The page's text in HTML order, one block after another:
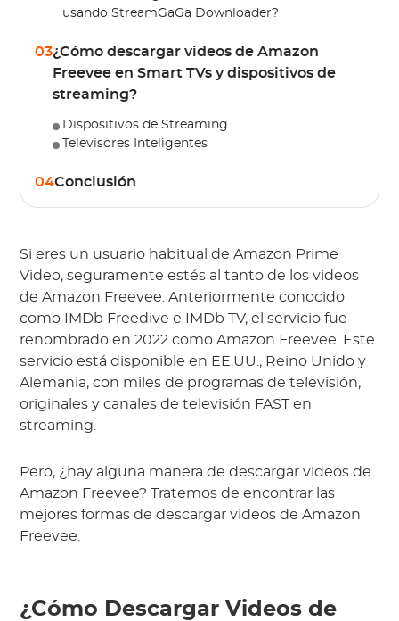
usando StreamGaGa Downloader?
03¿Cómo descargar videos de Amazon
Freevee en Smart TVs y dispositivos de
streaming?
Dispositivos de Streaming
Televisores Inteligentes
04Conclusión
Si eres un usuario habitual de Amazon Prime
Video, seguramente estés al tanto de los videos
de Amazon Freevee. Anteriormente conocido
como IMDb Freedive e IMDb TV, el servicio fue
renombrado en 2022 como Amazon Freevee. Este
servicio está disponible en EE.UU., Reino Unido y
Alemania, con miles de programas de televisión,
originales y canales de televisión FAST en
streaming.
Pero, ¿hay alguna manera de descargar videos de
Amazon Freevee? Tratemos de encontrar las
mejores formas de descargar videos de Amazon
Freevee.
¿Cómo Descargar Videos de